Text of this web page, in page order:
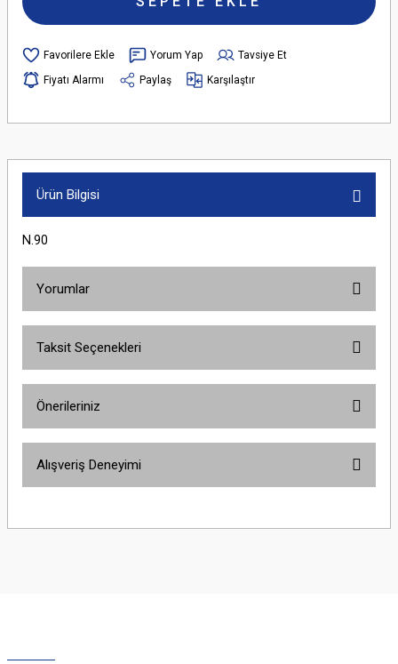
Yorum Yap
Tavsiye Et
Fiyatı Alarmı
Paylaş Karşılaştır
Ürün Bilgisi
N.90
Yorumlar
Taksit Seçenekleri
Önerileriniz
yetersiz gördüğünüz noktaları öneri formunu kullanarak tarafımıza
Alışveriş Deneyimi